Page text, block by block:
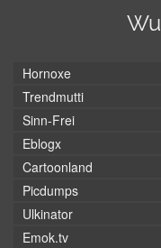
Hornoxe
Trendmutti
Sinn-Frei
Eblogx
Cartoonland
Picdumps
Ulkinator
Emok.tv